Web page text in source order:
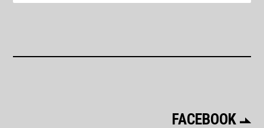
FACEBOOK